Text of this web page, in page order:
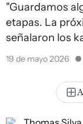
"Guardamos
etapas. La
señalaron los
19 de mayo 2026